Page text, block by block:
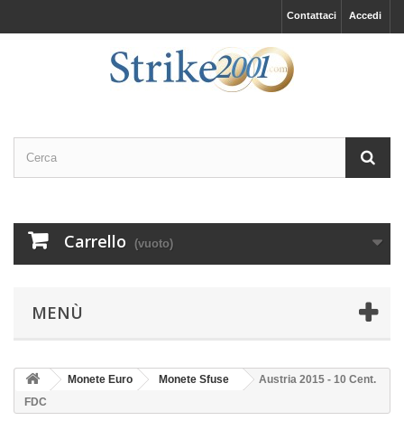
Accedi
Contattaci
Carrello (vuoto)
MENÙ
Monete Euro Monete Sfuse
Austria 2015 - 10 Cent.
FDC